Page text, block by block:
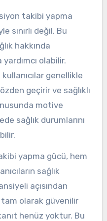
takibi yapma
sınırlı değil. Bu
hakkında
olabilir.
genellikle
geçirir ve sağlıklı
motive
sağlık durumlarını
yapma gücü, hem
sağlık
açısından
olarak güvenilir
henüz yoktur. Bu